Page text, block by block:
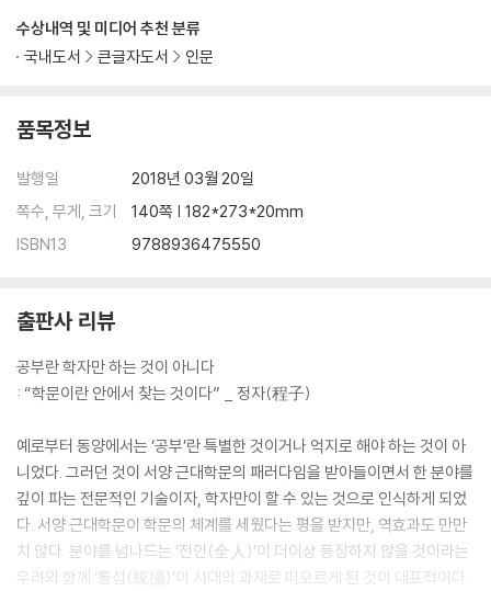
수상내역 및 미디어 추천 분류
국내도서
큰글자도서 인문
품목정보
발행일
2018년 03월 20일
쪽수, 무게, 크기
140쪽 | 182*273*20mm
ISBN13
9788936475550
출판사 리뷰
공부란 학자만 하는 것이 아니다
: “학문이란 안에서 찾는 것이다” _ 정자(程子)
예로부터 동양에서는 ‘공부’란 특별한 것이거나 억지로 해야 하는 것이 아
니었다. 그러던 것이 서양 근대학문의 패러다임을 받아들이면서 한 분야를
깊이 파는 전문적인 기술이자, 학자만이 할 수 있는 것으로 인식하게 되었
다. 서양 근대학문이 학문의 체계를 세웠다는 평을 받지만, 역효과도 만만
치 않다. 분야를 넘나드는 ‘전인(全人)’이 더이상 등장하지 않을 것이라는
우려와 함께 ‘통섭(統攝)’이 시대의 과제로 떠오르게 된 것이 대표적이다.